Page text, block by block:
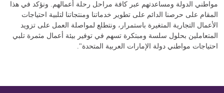
مواطني الدولة ومساعدتهم عبر كافة مراحل رحلة أعمالهم. ونؤكد في هذا
المقام على حرصنا الدائم على تطوير خدماتنا ومنتجاتنا لتلبية احتياجات
الأعمال التجارية المتغيرة باستمرار، ونتطلع لمواصلة العمل على تزويد
المتعاملين بحلول سلسة ومبتكرة تسهم في توفير بيئة أعمال مثمرة تلبي
احتياجات مواطني دولة الإمارات العربية المتحدة".